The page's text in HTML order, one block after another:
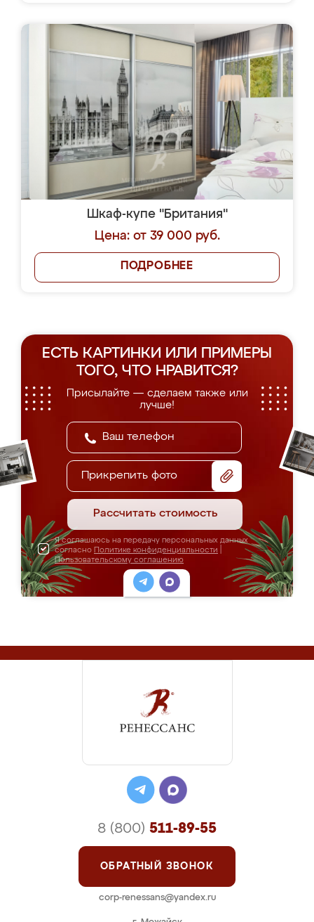
Шкаф-купе "Британия"
Цена: от 39 000 руб.
ПОДРОБНЕЕ
ЕСТЬ КАРТИНКИ ИЛИ ПРИМЕРЫ
ТОГО, ЧТО НРАВИТСЯ?
Присылайте — сделаем также или
лучше!
Прикрепить фото
Рассчитать стоимость
Я соглашаюсь на передачу персональных данных
согласно Политике конфиденциальности
Пользовательскому соглашению
8 (800) 511-89-55
ОБРАТНЫЙ ЗВОНОК
corp-renessans@yandex.ru